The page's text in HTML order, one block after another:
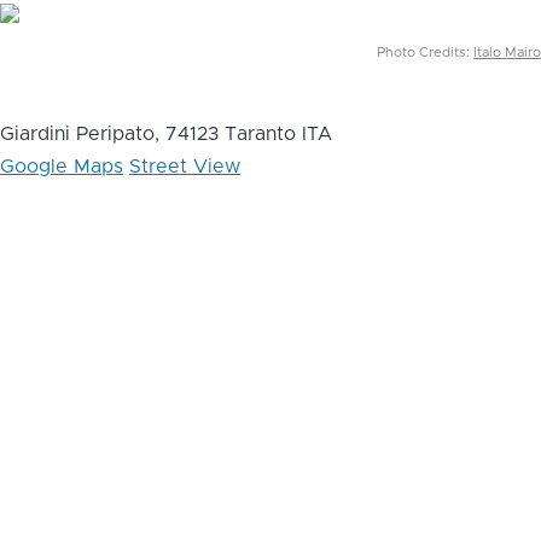
Photo Credits: Italo Mairo
Giardini Peripato, 74123 Taranto ITA
Google Maps Street View